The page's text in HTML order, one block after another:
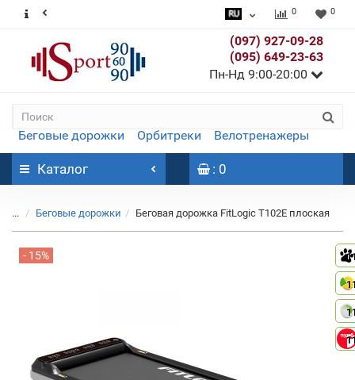
0 0
(097) 927-09-28
(095) 649-23-63
Пн-Нд 9:00-20:00
Беговые дорожки Орбитреки Велотренажеры
Каталог : 0
... Беговые дорожки Беговая дорожка FitLogic T102E плоская
- 15%